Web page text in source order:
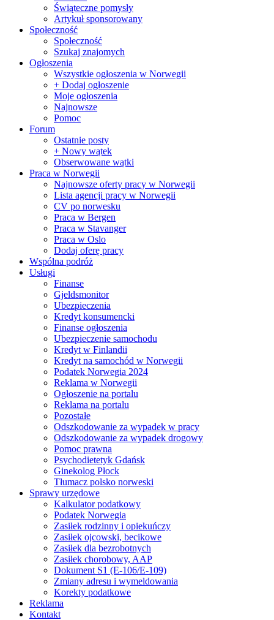
Świąteczne pomysły
Artykuł sponsorowany
Społeczność
Społeczność
Szukaj znajomych
Ogłoszenia
Wszystkie ogłoszenia w Norwegii
+ Dodaj ogłoszenie
Moje ogłoszenia
Najnowsze
Pomoc
Forum
Ostatnie posty
+ Nowy wątek
Obserwowane wątki
Praca w Norwegii
Najnowsze oferty pracy w Norwegii
Lista agencji pracy w Norwegii
CV po norwesku
Praca w Bergen
Praca w Stavanger
Praca w Oslo
Dodaj oferę pracy
Wspólna podróż
Usługi
Finanse
Gjeldsmonitor
Ubezpieczenia
Kredyt konsumencki
Finanse ogłoszenia
Ubezpieczenie samochodu
Kredyt w Finlandii
Kredyt na samochód w Norwegii
Podatek Norwegia 2024
Reklama w Norwegii
Ogłoszenie na portalu
Reklama na portalu
Pozostałe
Odszkodowanie za wypadek w pracy
Odszkodowanie za wypadek drogowy
Pomoc prawna
Psychodietetyk Gdańsk
Ginekolog Płock
Tłumacz polsko norweski
Sprawy urzędowe
Kalkulator podatkowy
Podatek Norwegia
Zasiłek rodzinny i opiekuńczy
Zasiłek ojcowski, becikowe
Zasiłek dla bezrobotnych
Zasiłek chorobowy, AAP
Dokument S1 (E-106/E-109)
Zmiany adresu i wymeldowania
Korekty podatkowe
Reklama
Kontakt